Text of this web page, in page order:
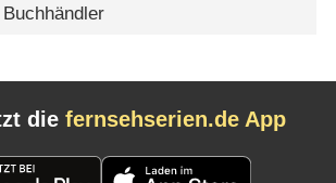
Buchhändler
die fernsehserien.de App